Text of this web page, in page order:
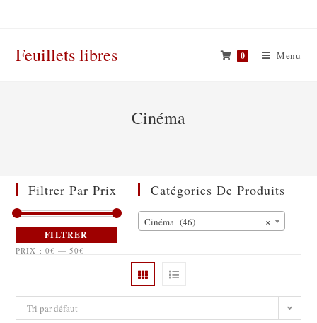
Feuillets libres 0 Menu
Cinéma
Tri par défaut
Filtrer Par Prix
FILTRER
PRIX :0€ —50€
Catégories De Produits
×
Cinéma (46)